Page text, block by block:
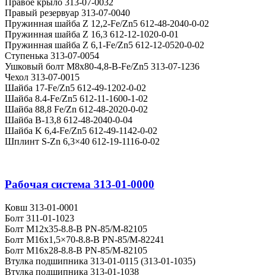
Правый резервуар 313-07-0040
Пружинная шайба Z 12,2-Fe/Zn5 612-48-2040-0-02
Пружинная шайба Z 16,3 612-12-1020-0-01
Пружинная шайба Z 6,1-Fe/Zn5 612-12-0520-0-02
Ступенька 313-07-0054
Ушковый болт M8x80-4,8-B-Fe/Zn5 313-07-1236
Чехол 313-07-0015
Шайба 17-Fe/Zn5 612-49-1202-0-02
Шайба 8.4-Fe/Zn5 612-11-1600-1-02
Шайба 88,8 Fe/Zn 612-48-2020-0-02
Шайба B-13,8 612-48-2040-0-04
Шайба K 6,4-Fe/Zn5 612-49-1142-0-02
Шплинт S-Zn 6,3×40 612-19-1116-0-02
Рабочая система 313-01-0000
Ковш 313-01-0001
Болт 311-01-1023
Болт M12x35-8.8-B PN-85/M-82105
Болт M16x1,5×70-8.8-B PN-85/M-82241
Болт M16x28-8.8-B PN-85/M-82105
Втулка подшипника 313-01-0115 (313-01-1035)
Втулка подшипника 313-01-1038